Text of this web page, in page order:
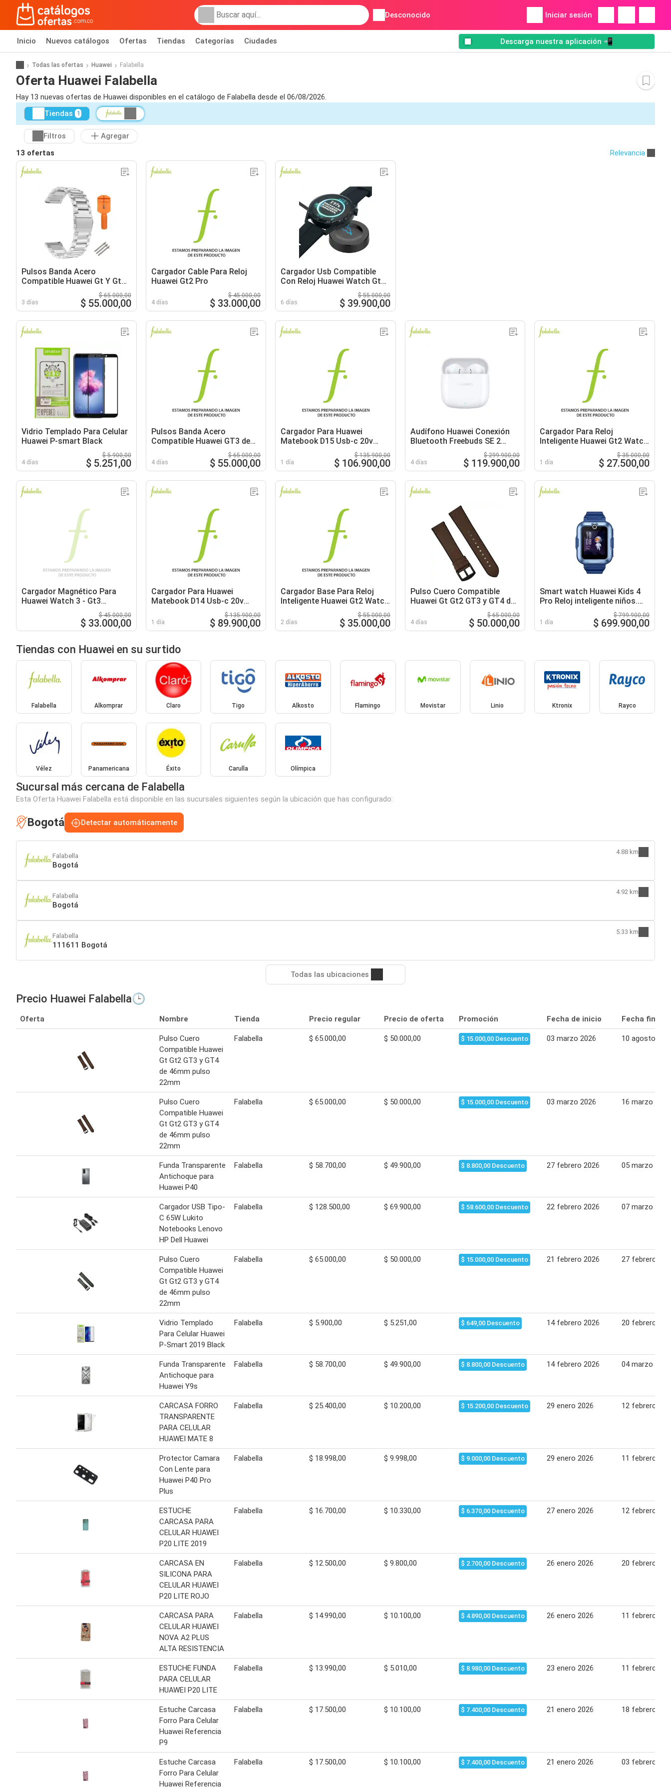
Desconocido Iniciar sesión
Inicio Nuevos catálogos Ofertas Tiendas Categorías Ciudades Descarga nuestra aplicación 📲
Todas las ofertas Huawei Falabella
Oferta Huawei Falabella
Hay 13 nuevas ofertas de Huawei disponibles en el catálogo de Falabella desde el 06/08/2026.
Tiendas 1
Filtros
Agregar
13 ofertas
Relevancia
Pulsos Banda Acero
Compatible Huawei Gt Y Gt2
3 días
$ 65.000,00
$ 55.000,00
Cargador Cable Para Reloj
Huawei Gt2 Pro
4 días
$ 45.000,00
$ 33.000,00
Cargador Usb Compatible
Con Reloj Huawei Watch Gt4
6 días
$ 55.000,00
$ 39.900,00
Vidrio Templado Para Celular
Huawei P-smart Black
4 días
$ 5.900,00
$ 5.251,00
Pulsos Banda Acero
Compatible Huawei GT3 de
4 días
$ 65.000,00
$ 55.000,00
Cargador Para Huawei
Matebook D15 Usb-c 20v
1 día
$ 135.900,00
$ 106.900,00
Audífono Huawei Conexión
Bluetooth Freebuds SE 2
4 días
$ 299.900,00
$ 119.900,00
Cargador Para Reloj
Inteligente Huawei Gt2 Watch
1 día
$ 35.000,00
$ 27.500,00
Cargador Magnético Para
Huawei Watch 3 - Gt3
$ 45.000,00
$ 33.000,00
Cargador Para Huawei
Matebook D14 Usb-c 20v
1 día
$ 135.900,00
$ 89.900,00
Cargador Base Para Reloj
Inteligente Huawei Gt2 Watch
2 días
$ 55.000,00
$ 35.000,00
Pulso Cuero Compatible
Huawei Gt Gt2 GT3 y GT4 de
4 días
$ 65.000,00
$ 50.000,00
Smart watch Huawei Kids 4
Pro Reloj inteligente niños.
Video llamadas en alta
definición. Sistema de
posicionamiento integrad
1 día
$ 799.900,00
$ 699.900,00
Tiendas con Huawei en su surtido
Falabella Alkomprar Claro Tigo Alkosto Flamingo Movistar Linio Ktronix Rayco
Vélez Panamericana Éxito Carulla Olímpica
Sucursal más cercana de Falabella
Esta Oferta Huawei Falabella está disponible en las sucursales siguientes según la ubicación que has configurado:
Bogotá Detectar automáticamente
Falabella
Bogotá
4.88 km
Falabella
Bogotá
4.92 km
Falabella
111611 Bogotá
5.33 km
Todas las ubicaciones
Precio Huawei Falabella🕒
Oferta Nombre Tienda Precio regular Precio de oferta Promoción Fecha de inicio Fecha final
Pulso Cuero
Compatible Huawei
Gt Gt2 GT3 y GT4
de 46mm pulso
22mm
Falabella $ 65.000,00 $ 50.000,00 $ 15.000,00 Descuento 03 marzo 2026 10 agosto
Pulso Cuero
Compatible Huawei
Gt Gt2 GT3 y GT4
de 46mm pulso
22mm
Falabella $ 65.000,00 $ 50.000,00 $ 15.000,00 Descuento 03 marzo 2026 16 marzo 2026
Funda Transparente
Antichoque para
Huawei P40
Falabella $ 58.700,00 $ 49.900,00 $ 8.800,00 Descuento 27 febrero 2026 05 marzo 2026
Cargador USB Tipo-
C 65W Lukito
Notebooks Lenovo
HP Dell Huawei
Falabella $ 128.500,00 $ 69.900,00 $ 58.600,00 Descuento 22 febrero 2026 07 marzo 2026
Pulso Cuero
Compatible Huawei
Gt Gt2 GT3 y GT4
de 46mm pulso
22mm
Falabella $ 65.000,00 $ 50.000,00 $ 15.000,00 Descuento 21 febrero 2026 27 febrero
Vidrio Templado
Para Celular Huawei
P-Smart 2019 Black
Falabella $ 5.900,00 $ 5.251,00 $ 649,00 Descuento 14 febrero 2026 20 febrero
Funda Transparente
Antichoque para
Huawei Y9s
Falabella $ 58.700,00 $ 49.900,00 $ 8.800,00 Descuento 14 febrero 2026 04 marzo 2026
CARCASA FORRO
TRANSPARENTE
PARA CELULAR
HUAWEI MATE 8
Falabella $ 25.400,00 $ 10.200,00 $ 15.200,00 Descuento 29 enero 2026 12 febrero
Protector Camara
Con Lente para
Huawei P40 Pro
Plus
Falabella $ 18.998,00 $ 9.998,00 $ 9.000,00 Descuento 29 enero 2026 11 febrero
ESTUCHE
CARCASA PARA
CELULAR HUAWEI
P20 LITE 2019
Falabella $ 16.700,00 $ 10.330,00 $ 6.370,00 Descuento 27 enero 2026 12 febrero
CARCASA EN
SILICONA PARA
CELULAR HUAWEI
P20 LITE ROJO
Falabella $ 12.500,00 $ 9.800,00 $ 2.700,00 Descuento 26 enero 2026 20 febrero
CARCASA PARA
CELULAR HUAWEI
NOVA A2 PLUS
ALTA RESISTENCIA
Falabella $ 14.990,00 $ 10.100,00 $ 4.890,00 Descuento 26 enero 2026 11 febrero
ESTUCHE FUNDA
PARA CELULAR
HUAWEI P20 LITE
Falabella $ 13.990,00 $ 5.010,00 $ 8.980,00 Descuento 23 enero 2026 11 febrero
Estuche Carcasa
Forro Para Celular
Huawei Referencia
P9
Falabella $ 17.500,00 $ 10.100,00 $ 7.400,00 Descuento 21 enero 2026 18 febrero
Estuche Carcasa
Forro Para Celular
Huawei Referencia
Falabella $ 17.500,00 $ 10.100,00 $ 7.400,00 Descuento 21 enero 2026 03 febrero